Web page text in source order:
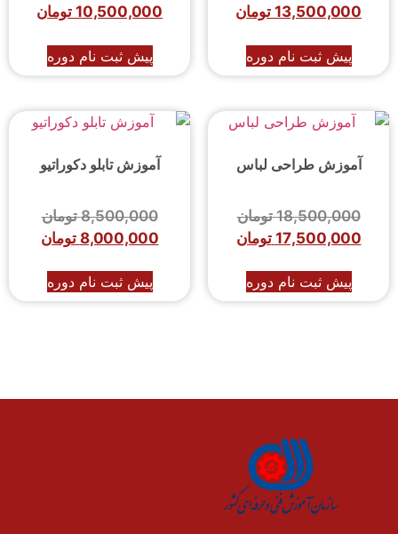
13,500,000 تومان
پیش ثبت نام دوره
10,500,000 تومان
پیش ثبت نام دوره
آموزش طراحی لباس
18,500,000 تومان
17,500,000 تومان
پیش ثبت نام دوره
آموزش تابلو دکوراتیو
8,500,000 تومان
8,000,000 تومان
پیش ثبت نام دوره